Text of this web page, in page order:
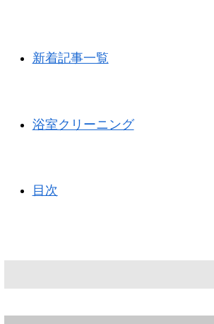
新着記事一覧
浴室クリーニング
目次